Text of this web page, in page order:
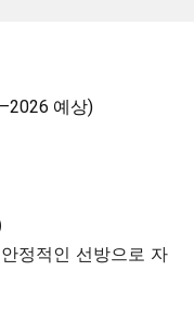
예상)
정적인 선방으로 자